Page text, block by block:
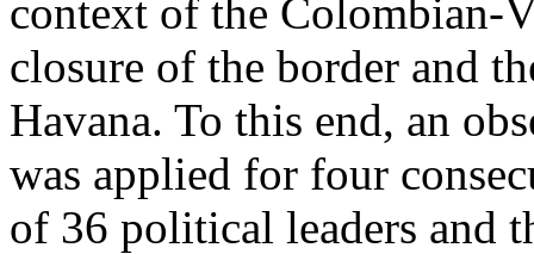
context of the Colombian-
closure of the border and
Havana. To this end, an
was applied for four
of 36 political leaders and